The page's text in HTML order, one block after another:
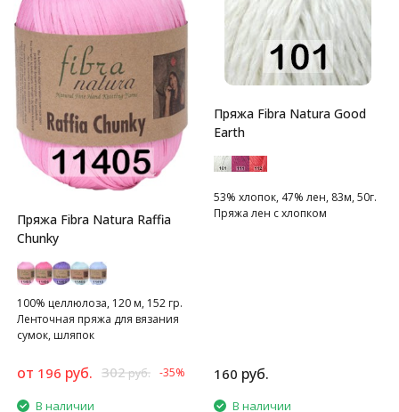
Пряжа Fibra Natura Raffia
Chunky
100% целлюлоза, 120 м, 152 гр.
Ленточная пряжа для вязания
сумок, шляпок
от 196 руб. 302руб. -35%
В наличии
Пряжа Fibra Natura Good
Earth
53% хлопок, 47% лен, 83м, 50г.
Пряжа лен с хлопком
160 руб.
В наличии